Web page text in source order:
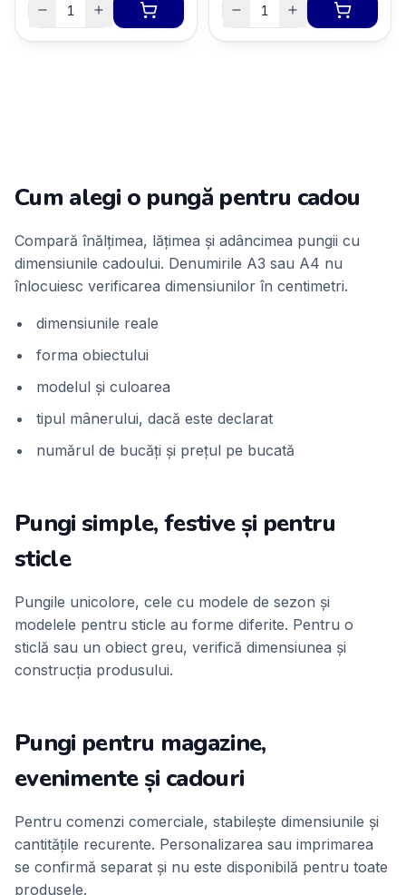
Cum alegi o pungă pentru cadou
Compară înălțimea, lățimea și adâncimea pungii cu
dimensiunile cadoului. Denumirile A3 sau A4 nu
înlocuiesc verificarea dimensiunilor în centimetri.
dimensiunile reale
forma obiectului
modelul și culoarea
tipul mânerului, dacă este declarat
numărul de bucăți și prețul pe bucată
Pungi simple, festive și pentru
sticle
Pungile unicolore, cele cu modele de sezon și
modelele pentru sticle au forme diferite. Pentru o
sticlă sau un obiect greu, verifică dimensiunea și
construcția produsului.
Pungi pentru magazine,
evenimente și cadouri
Pentru comenzi comerciale, stabilește dimensiunile și
cantitățile recurente. Personalizarea sau imprimarea
se confirmă separat și nu este disponibilă pentru toate
produsele.